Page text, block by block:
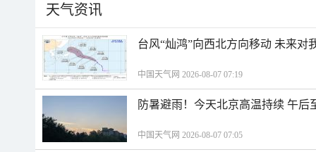
天气资讯
台风“灿鸿”向西北方向移动 未来对
中国天气网 2026-08-07 07:19
防暑避雨！今天北京高温持续 午
中国天气网 2026-08-07 07:05